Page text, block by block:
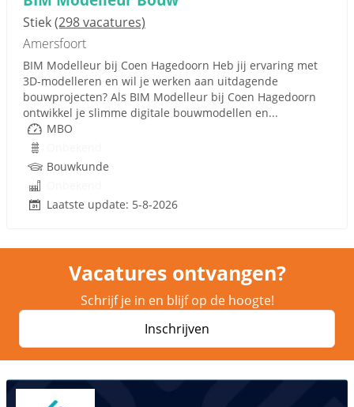
Stiek(298 vacatures)
Amersfoort
BIM Modelleur bij Coen Hagedoorn Heb jij ervaring met
3D-modelleren en wil je werken aan uitdagende
bouwprojecten? Als BIM Modelleur bij Coen Hagedoorn
ontwikkel je slimme digitale bouwmodellen en...
MBO
Bouwkunde
Laatste update: 5-8-2026
Vacatures ontvangen?
Schrijf je in en blijf op de hoogte!
Inschrijven